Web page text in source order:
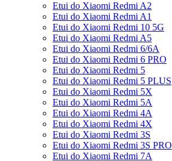
Etui do Xiaomi Redmi A2
Etui do Xiaomi Redmi A1
Etui do Xiaomi Redmi 10 5G
Etui do Xiaomi Redmi A5
Etui do Xiaomi Redmi 6/6A
Etui do Xiaomi Redmi 6 PRO
Etui do Xiaomi Redmi 5
Etui do Xiaomi Redmi 5 PLUS
Etui do Xiaomi Redmi 5X
Etui do Xiaomi Redmi 5A
Etui do Xiaomi Redmi 4A
Etui do Xiaomi Redmi 4X
Etui do Xiaomi Redmi 3S
Etui do Xiaomi Redmi 3S PRO
Etui do Xiaomi Redmi 7A